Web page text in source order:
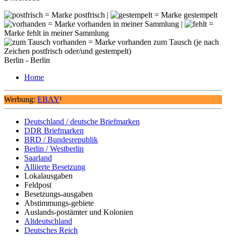
= Marke postfrisch |
= Marke gestempelt
= Marke vorhanden in meiner Sammlung |
=
Marke fehlt in meiner Sammlung
= Marke vorhanden zum Tausch (je nach
Zeichen postfrisch oder/und gestempelt)
Berlin - Berlin
Home
Werbung: EBAY¹
Deutschland / deutsche Briefmarken
DDR Briefmarken
BRD / Bundesrepublik
Berlin / Westberlin
Saarland
Alliierte Besetzung
Lokalausgaben
Feldpost
Besetzungs-ausgaben
Abstimmungs-gebiete
Auslands-postämter und Kolonien
Altdeutschland
Deutsches Reich